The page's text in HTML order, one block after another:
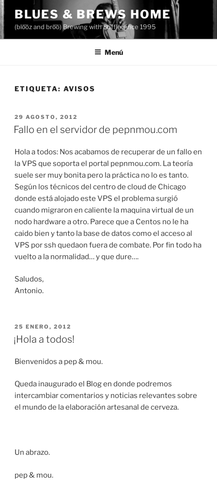
Saltar
al
contenido
BLUES & BREWS HOME
(blo͞oz and bro͞o) Brewing with Suffle since 1995
Menú
ETIQUETA: AVISOS
PUBLICADO
EL
29 AGOSTO, 2012
Fallo en el servidor de pepnmou.com
Hola a todos: Nos acabamos de recuperar de un fallo en
la VPS que soporta el portal pepnmou.com. La teoría
suele ser muy bonita pero la práctica no lo es tanto.
Según los técnicos del centro de cloud de Chicago
donde está alojado este VPS el problema surgió
cuando migraron en caliente la maquina virtual de un
nodo hardware a otro. Parece que a Centos no le ha
caido bien y tanto la base de datos como el acceso al
VPS por ssh quedaon fuera de combate. Por fin todo ha
vuelto a la normalidad… y que dure….
Saludos,
Antonio.
PUBLICADO
EL
25 ENERO, 2012
¡Hola a todos!
Bienvenidos a pep & mou.
Queda inaugurado el Blog en donde podremos
intercambiar comentarios y noticias relevantes sobre
el mundo de la elaboración artesanal de cerveza.
Un abrazo.
pep & mou.